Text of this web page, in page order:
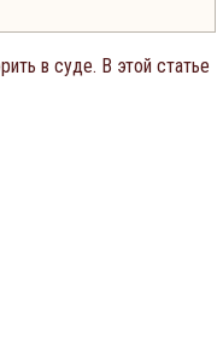
в суде. В этой статье